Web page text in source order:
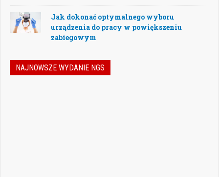
Jak dokonać optymalnego wyboru
urządzenia do pracy w powiększeniu
zabiegowym
NAJNOWSZE WYDANIE NGS